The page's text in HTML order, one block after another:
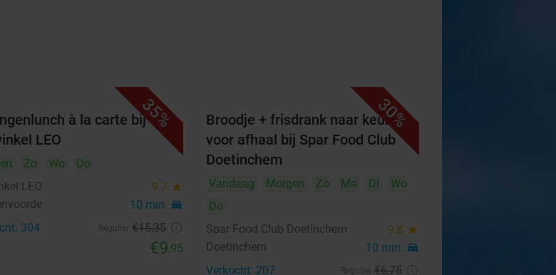
35%
à la carte bij
LEO
Zo Wo
Do
LEO
9.7 star
10 min. directions_car
304 €15,35
€9,95
30%
Broodje + frisdrank naar keuze
voor afhaal bij Spar Food Club
Doetinchem
Vandaag Morgen Zo Ma Di
Wo
Do
Spar Food Club Doetinchem
9.8 star
Doetinchem 10 min. directions_car
Verkocht: 207 €6,75